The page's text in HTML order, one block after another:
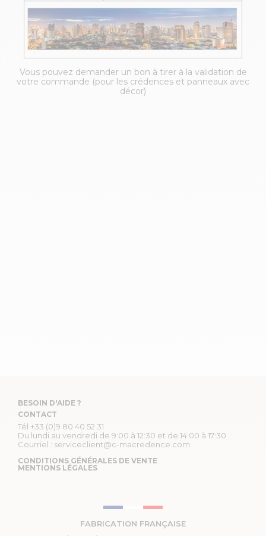
Vous pouvez demander un bon à tirer à la validation de
votre commande (pour les crédences et panneaux avec
décor)
BESOIN D'AIDE ?
CONTACT
Tél +33 (0)9 80 40 52 31
Du lundi au vendredi de 9:00 à 12:30 et de 14:00 à 17:30
Courriel : serviceclient@c-macredence.com
CONDITIONS GÉNÉRALES DE VENTE
MENTIONS LÉGALES
FABRICATION FRANÇAISE